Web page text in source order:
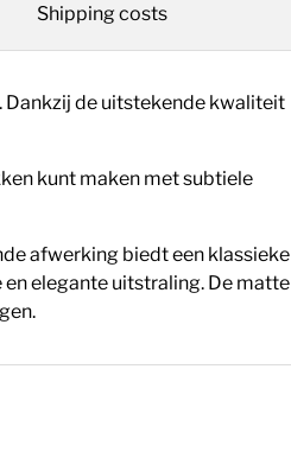
de uitstekende kwaliteit
kunt maken met subtiele
afwerking biedt een klassieke
elegante uitstraling. De matte
Shipping costs